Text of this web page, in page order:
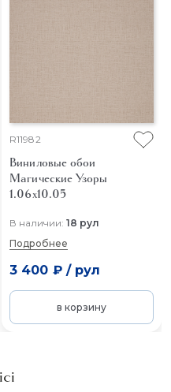
R11982
Виниловые обои
Магические Узоры
1.06x10.05
В наличии: 18 рул
Подробнее
3 400 ₽/ рул
в корзину